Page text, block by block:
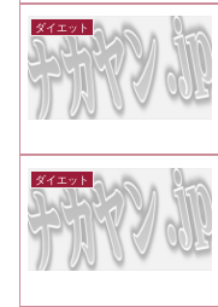
ダイエット
ダイエット